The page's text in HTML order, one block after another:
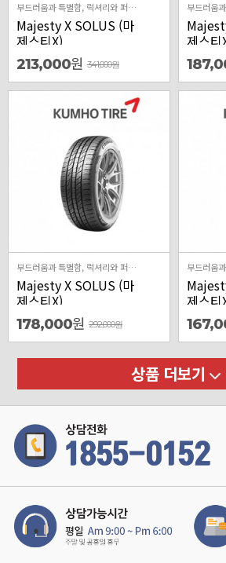
부드러움과 특별함, 럭셔리와 퍼포먼스가 만나 실현된 Majesty X 최상위 럭셔리 차종 타겟의 High-end 퍼포먼스 제품 국내 시장에 최적화된 최상의 승차감을 구현한 럭셔리 제품 최신 주행기술과 안전기술이 적용된 사계절용 프리미엄 컴포트 제품
Majesty X SOLUS (마
제스티X)
213,000원 341,000원
제스티
부드러움과 특별함, 럭셔리와 퍼포먼스가 만나 실현된 Majesty X 최상위 럭셔리 차종 타겟의 High-end 퍼포먼스 제품 국내 시장에 최적화된 최상의 승차감을 구현한 럭셔리 제품 최신 주행기술과 안전기술이 적용된 사계절용 프리미엄 컴포트 제품
Majesty X SOLUS (마
제스티X)
178,000원 292,000원
제스티
상품 더보기